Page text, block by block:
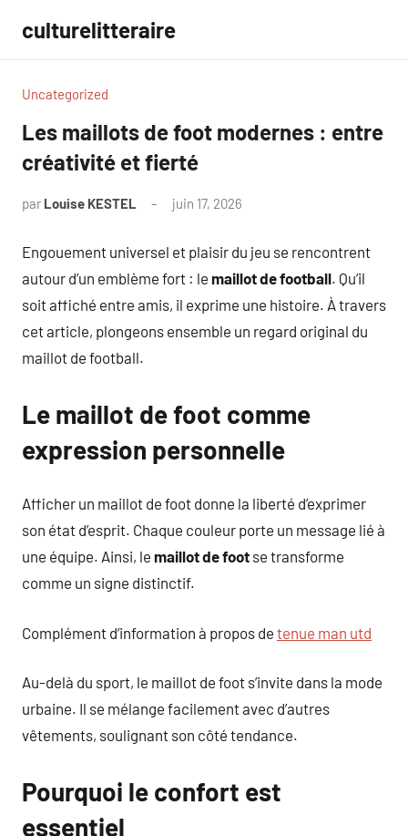
contenu
culturelitteraire
Uncategorized
Les maillots de foot modernes : entre
créativité et fierté
par Louise KESTEL juin 17, 2026
Engouement universel et plaisir du jeu se rencontrent
autour d’un emblème fort : le maillot de football. Qu’il
soit affiché entre amis, il exprime une histoire. À travers
cet article, plongeons ensemble un regard original du
maillot de football.
Le maillot de foot comme
expression personnelle
Afficher un maillot de foot donne la liberté d’exprimer
son état d’esprit. Chaque couleur porte un message lié à
une équipe. Ainsi, le maillot de foot se transforme
comme un signe distinctif.
Complément d’information à propos de tenue man utd
Au-delà du sport, le maillot de foot s’invite dans la mode
urbaine. Il se mélange facilement avec d’autres
vêtements, soulignant son côté tendance.
Pourquoi le confort est
essentiel